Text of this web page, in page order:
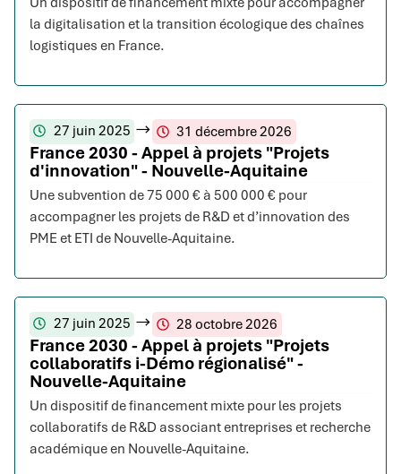
la digitalisation et la transition écologique des chaînes
logistiques en France.
27 juin 2025 31 décembre 2026
France 2030 - Appel à projets "Projets
d'innovation" - Nouvelle-Aquitaine
Une subvention de 75 000 € à 500 000 € pour
accompagner les projets de R&D et d’innovation des
PME et ETI de Nouvelle-Aquitaine.
27 juin 2025 28 octobre 2026
France 2030 - Appel à projets "Projets
collaboratifs i-Démo régionalisé" -
Nouvelle-Aquitaine
Un dispositif de financement mixte pour les projets
collaboratifs de R&D associant entreprises et recherche
académique en Nouvelle-Aquitaine.